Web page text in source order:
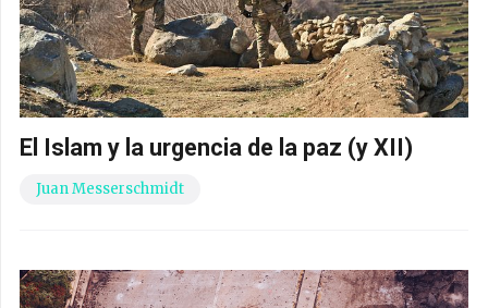
El Islam y la urgencia de la paz (y XII)
Juan Messerschmidt